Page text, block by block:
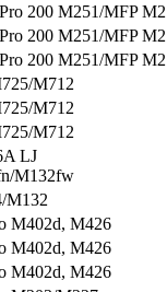
200 M251/MFP
200 M251/MFP
200 M251/MFP
M712
M712
M712
LJ
M132fw
M132
M402d, M426
M402d, M426
M402d, M426